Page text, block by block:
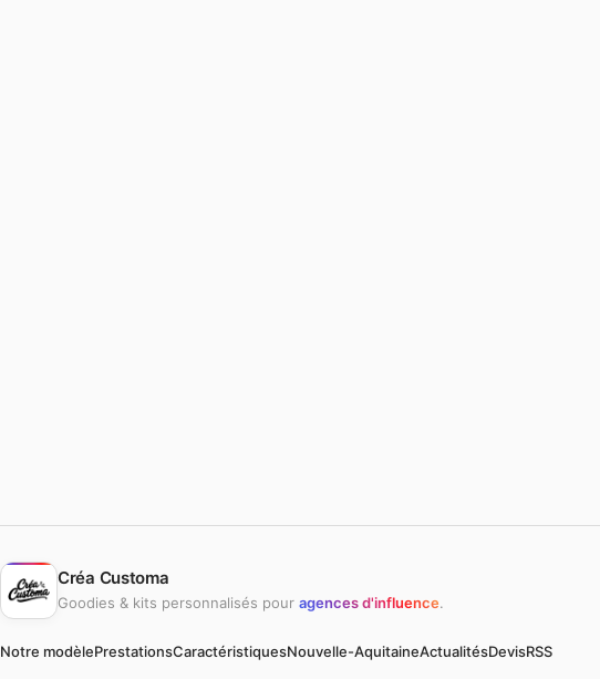
Créa Customa
Goodies & kits personnalisés pour agences d'influence.
Notre modèlePrestationsCaractéristiquesNouvelle-AquitaineActualitésDevisRSS